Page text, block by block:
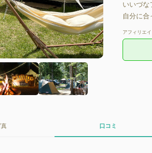
いいづな
自分に合
アフィリエ
真 口コミ